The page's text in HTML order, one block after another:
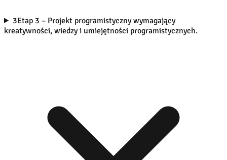
3Etap 3 – Projekt programistyczny wymagający
kreatywności, wiedzy i umiejętności programistycznych.